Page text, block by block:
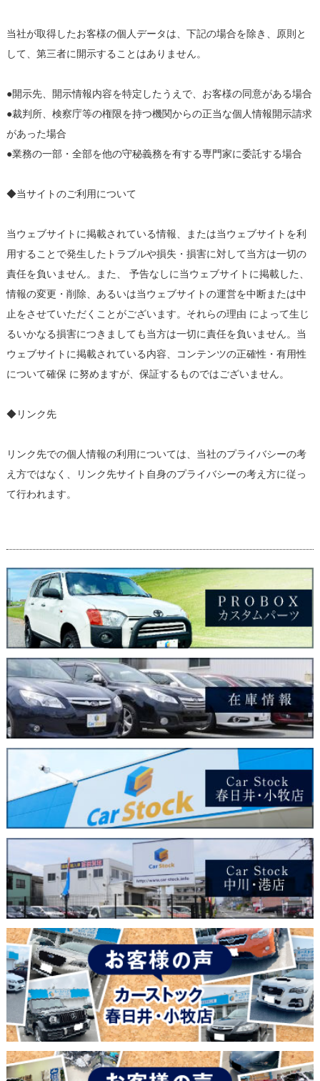
当社が取得したお客様の個人データは、下記の場合を除き、原則と
して、第三者に開示することはありません。
●開示先、開示情報内容を特定したうえで、お客様の同意がある場合
●裁判所、検察庁等の権限を持つ機関からの正当な個人情報開示請求
があった場合
●業務の一部・全部を他の守秘義務を有する専門家に委託する場合
◆当サイトのご利用について
当ウェブサイトに掲載されている情報、または当ウェブサイトを利
用することで発生したトラブルや損失・損害に対して当方は一切の
責任を負いません。また、 予告なしに当ウェブサイトに掲載した、
情報の変更・削除、あるいは当ウェブサイトの運営を中断または中
止をさせていただくことがございます。それらの理由 によって生じ
るいかなる損害につきましても当方は一切に責任を負いません。当
ウェブサイトに掲載されている内容、コンテンツの正確性・有用性
について確保 に努めますが、保証するものではございません。
◆リンク先
リンク先での個人情報の利用については、当社のプライバシーの考
え方ではなく、リンク先サイト自身のプライバシーの考え方に従っ
て行われます。